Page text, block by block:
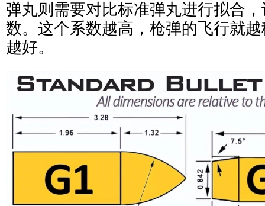
弹丸则需要对比标准弹丸进行拟合
数。这个系数越高，枪弹的飞行就
越好。